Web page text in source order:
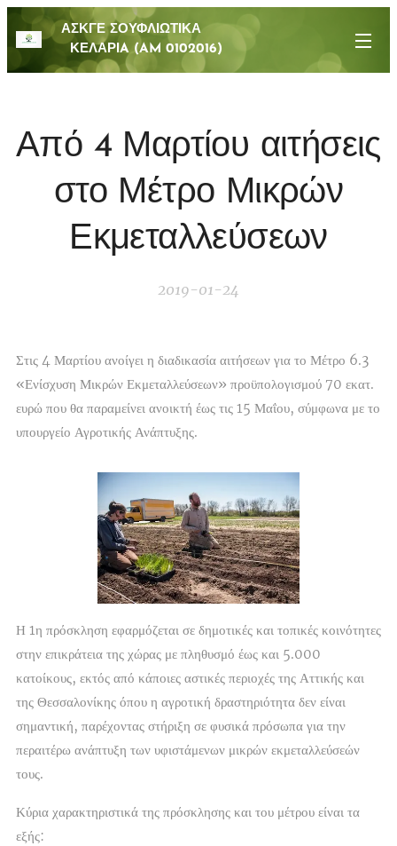
ΑΣΚΓΕ ΣΟΥΦΛΙΩΤΙΚΑ
ΚΕΛΑΡΙA (AM 0102016)
Από 4 Μαρτίου αιτήσεις
στο Μέτρο Μικρών
Εκμεταλλεύσεων
2019-01-24
Στις 4 Μαρτίου ανοίγει η διαδικασία αιτήσεων για το Μέτρο 6.3
«Ενίσχυση Μικρών Εκμεταλλεύσεων» προϋπολογισμού 70 εκατ.
ευρώ που θα παραμείνει ανοικτή έως τις 15 Μαΐου, σύμφωνα με το
υπουργείο Αγροτικής Ανάπτυξης.
Η 1η πρόσκληση εφαρμόζεται σε δημοτικές και τοπικές κοινότητες
στην επικράτεια της χώρας με πληθυσμό έως και 5.000
κατοίκους, εκτός από κάποιες αστικές περιοχές της Αττικής και
της Θεσσαλονίκης όπου η αγροτική δραστηριότητα δεν είναι
σημαντική, παρέχοντας στήριξη σε φυσικά πρόσωπα για την
περαιτέρω ανάπτυξη των υφιστάμενων μικρών εκμεταλλεύσεών
τους.
Κύρια χαρακτηριστικά της πρόσκλησης και του μέτρου είναι τα
εξής: